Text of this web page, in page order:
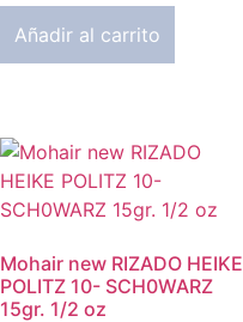
Añadir al carrito
Mohair new RIZADO HEIKE
POLITZ 10- SCH0WARZ
15gr. 1/2 oz